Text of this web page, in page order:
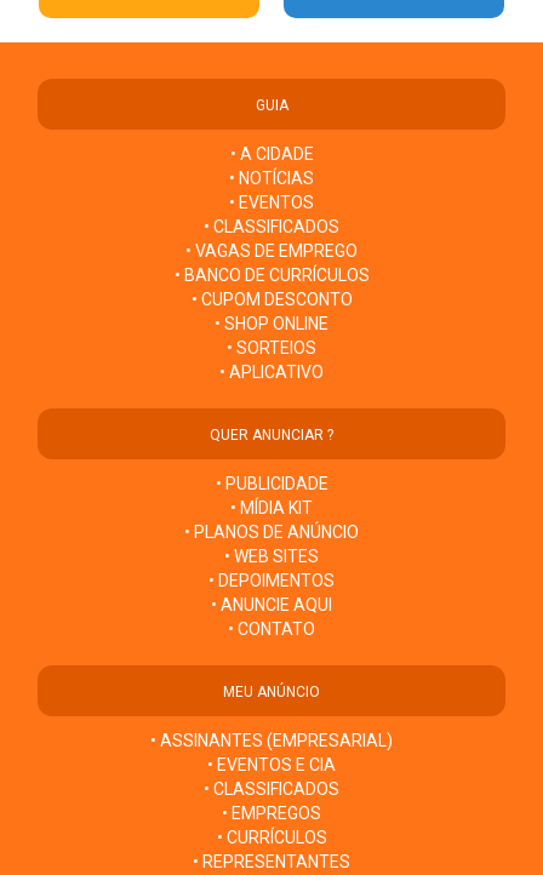
GUIA
• A CIDADE
• NOTÍCIAS
• EVENTOS
• CLASSIFICADOS
• VAGAS DE EMPREGO
• BANCO DE CURRÍCULOS
• CUPOM DESCONTO
• SHOP ONLINE
• SORTEIOS
• APLICATIVO
QUER ANUNCIAR ?
• PUBLICIDADE
• MÍDIA KIT
• PLANOS DE ANÚNCIO
• WEB SITES
• DEPOIMENTOS
• ANUNCIE AQUI
• CONTATO
MEU ANÚNCIO
• ASSINANTES (EMPRESARIAL)
• EVENTOS E CIA
• CLASSIFICADOS
• EMPREGOS
• CURRÍCULOS
• REPRESENTANTES